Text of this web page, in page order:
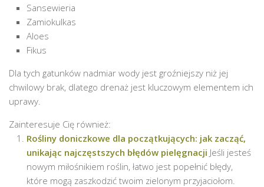
Sansewieria
Zamiokulkas
Aloes
Fikus
Dla tych gatunków nadmiar wody jest groźniejszy niż jej
chwilowy brak, dlatego drenaż jest kluczowym elementem ich
uprawy.
Zainteresuje Cię również:
Rośliny doniczkowe dla początkujących: jak zacząć,
unikając najczęstszych błędów pielęgnacji Jeśli jesteś
nowym miłośnikiem roślin, łatwo jest popełnić błędy,
które mogą zaszkodzić twoim zielonym przyjaciołom.